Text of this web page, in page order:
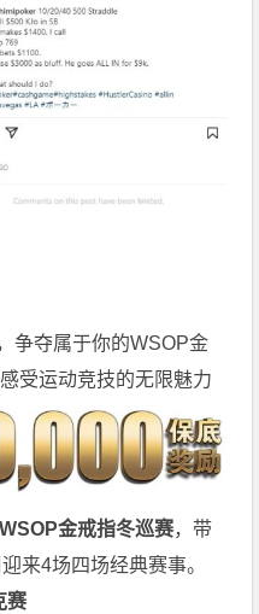
夺属于你的WSOP金
受运动竞技的无限魅力
金戒指冬巡赛，带
来4场四场经典赛事。
赛